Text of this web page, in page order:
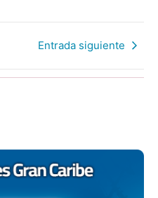
Entrada siguiente